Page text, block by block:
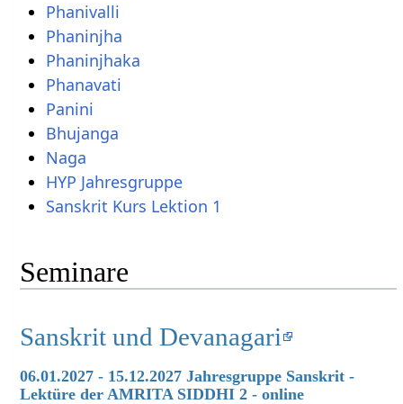
Phanivalli
Phaninjha
Phaninjhaka
Phanavati
Panini
Bhujanga
Naga
HYP Jahresgruppe
Sanskrit Kurs Lektion 1
Seminare
Sanskrit und Devanagari
06.01.2027 - 15.12.2027 Jahresgruppe Sanskrit -
Lektüre der AMRITA SIDDHI 2 - online